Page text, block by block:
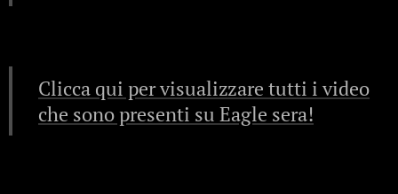
Clicca qui per visualizzare tutti i video
che sono presenti su Eagle sera!